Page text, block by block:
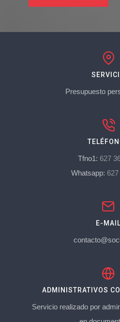
Presupuesto
Tfno1: 627
Whatsapp:
E-
ADMINISTRATIVOS
Servicio realizado por